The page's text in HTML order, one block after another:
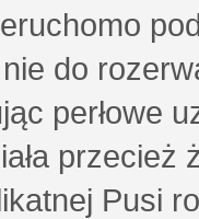
do
perłowe
przecież
Pusi